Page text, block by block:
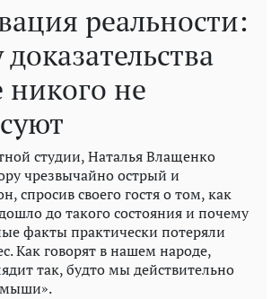
реальности:
никого не
студии, Наталья Влащенко
чрезвычайно острый и
спросив своего гостя о том, как
до такого состояния и почему
факты практически потеряли
Как говорят в нашем народе,
так, будто мы действительно
мыши».